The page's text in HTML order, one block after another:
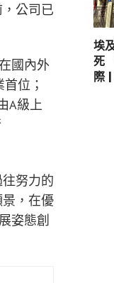
公司已
國內外
位；
A級上
努力的
，在優
姿態創
埃
死
際